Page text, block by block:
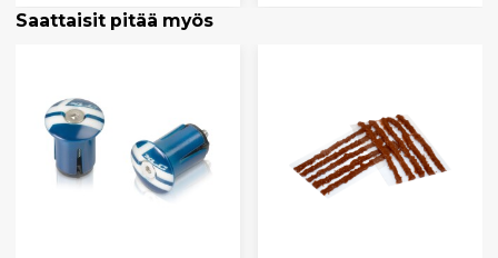
Saattaisit pitää myös